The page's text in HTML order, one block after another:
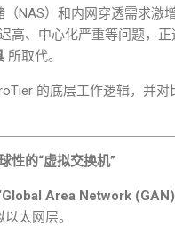
（NAS）和内网穿透需求激
高、中心化严重等问题，正
所取代。
的底层工作逻辑，并对
性的“虚拟交换机”
Area Network
太网层。